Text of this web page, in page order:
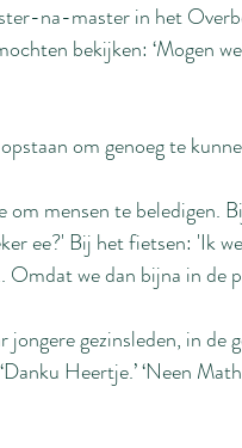
na-master in het
bekijken: ‘Mogen
om genoeg te
om mensen te beledigen.
ee?' Bij het fietsen: 'Ik
Omdat we dan bijna in de
jongere gezinsleden, in
Heertje.’ ‘Neen